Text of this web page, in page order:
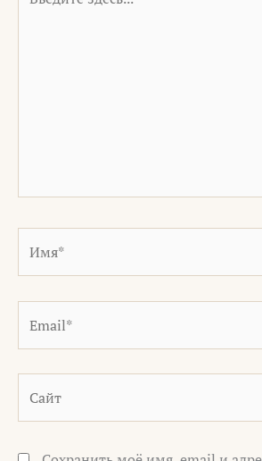
здесь...